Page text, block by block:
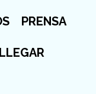
PRENSA